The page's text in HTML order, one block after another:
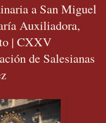
a San Miguel
Auxiliadora,
| CXXV
de Salesianas